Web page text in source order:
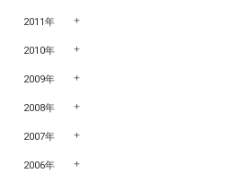
2011年
2010年
2009年
2008年
2007年
2006年